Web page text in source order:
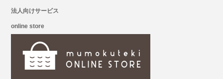
法人向けサービス
online store